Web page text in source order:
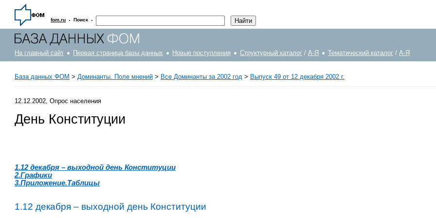
fom.ru · Поиск ·
На главный сайт Первая страница базы данных Новые поступления Структурный каталог / А-Я Тематический каталог / А-Я
База данных ФОМ > Доминанты. Поле мнений > Все Доминанты за 2002 год > Выпуск 49 от 12 декабря 2002 г.
12.12.2002, Опрос населения
День Конституции
1.12 декабря – выходной день Конституции
2.Графики
3.Приложение.Таблицы
1.12 декабря – выходной день Конституции